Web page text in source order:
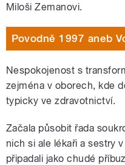
Miloši Zemanovi.
Povodně 1997 aneb
Nespokojenost s
zejména v oborech, kde
typicky ve zdravotnictví.
Začala působit řada
nich si ale lékaři a sestry
připadali jako chudé